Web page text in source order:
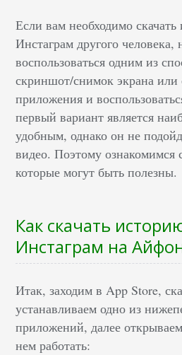
Если вам необходимо
Инстаграм другого человека,
воспользоваться одним из
скриншот/снимок экрана или
приложения и
первый вариант является
удобным, однако он не
видео. Поэтому ознакомимся
которые могут быть полезны.
Как скачать
Инстаграм на
Итак, заходим в App Store,
устанавливаем одно из
приложений, далее
нем работать: